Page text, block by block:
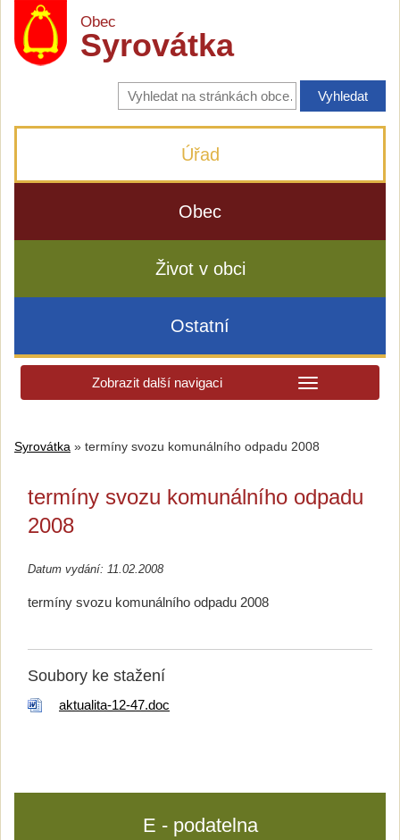
Obec
Syrovátka
Vyhledávání
na
stránkách
Úřad
Obec
Život v obci
Ostatní
Zobrazit další navigaci
Syrovátka » termíny svozu komunálního odpadu 2008
termíny svozu komunálního odpadu
2008
Datum vydání: 11.02.2008
termíny svozu komunálního odpadu 2008
Soubory ke stažení
aktualita-12-47.doc
E - podatelna